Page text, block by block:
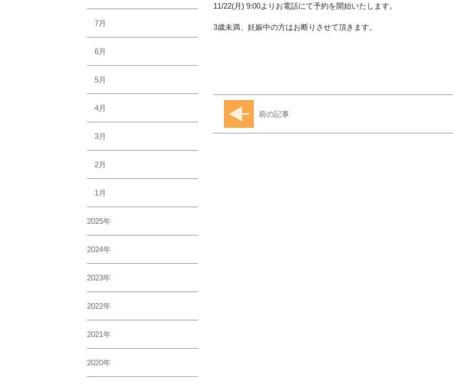
11/22(月) 9:00よりお電話にて予約を開始いたします。
3歳未満、妊娠中の方はお断りさせて頂きます。
前の記事
7月
6月
5月
4月
3月
2月
1月
2025年
2024年
2023年
2022年
2021年
2020年